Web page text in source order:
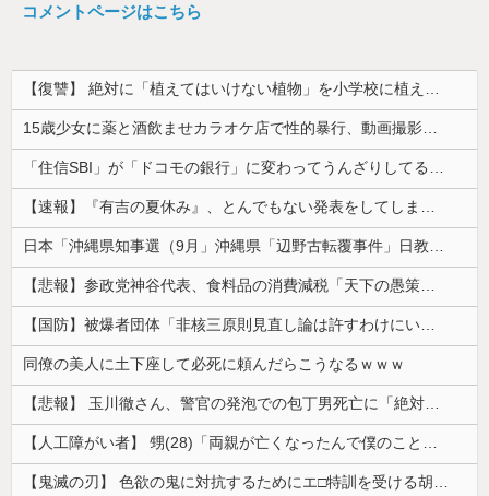
コメントページはこちら
同僚の美人に土下座して必死に頼んだらこうなるｗｗｗ